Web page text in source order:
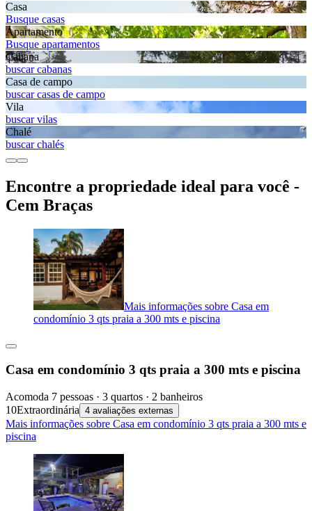
Casa
Busque casas
Apartamento
Busque apartamentos
Cabana
buscar cabanas
Casa de campo
buscar casas de campo
Vila
buscar vilas
Chalé
buscar chalés
Encontre a propriedade ideal para você -
Cem Braças
Mais informações sobre Casa em
condomínio 3 qts praia a 300 mts e piscina
Casa em condomínio 3 qts praia a 300 mts e piscina
Acomoda 7 pessoas · 3 quartos · 2 banheiros
10Extraordinária 4 avaliações externas
Mais informações sobre Casa em condomínio 3 qts praia a 300 mts e
piscina